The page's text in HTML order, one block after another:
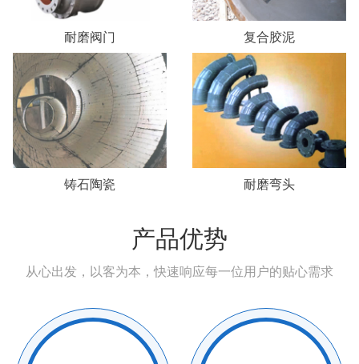
耐磨阀门 复合胶泥
铸石陶瓷 耐磨弯头
产品优势
从心出发，以客为本，快速响应每一位用户的贴心需求